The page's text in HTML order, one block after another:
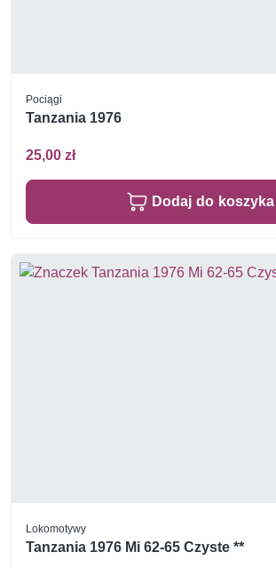
Pociągi
Tanzania 1976
25,00 zł
Dodaj do koszyka
Lokomotywy
Tanzania 1976 Mi 62-65 Czyste **